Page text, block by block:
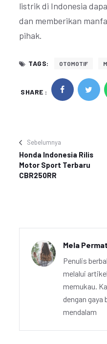
listrik di Indonesia
dan memberikan
pihak.
TAGS: OTOMOTIF
SHARE :
Sebelumnya
Honda Indonesia Rilis
Motor Sport Terbaru
CBR250RR
Mela
Penulis
melalui
memukau.
dengan gaya
mendalam